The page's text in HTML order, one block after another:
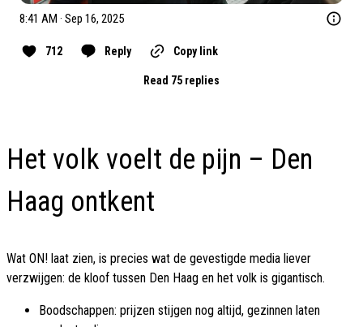
8:41 AM · Sep 16, 2025
712 Reply Copy link
Read 75 replies
Het volk voelt de pijn – Den
Haag ontkent
Wat ON! laat zien, is precies wat de gevestigde media liever
verzwijgen: de kloof tussen Den Haag en het volk is gigantisch.
Boodschappen: prijzen stijgen nog altijd, gezinnen laten